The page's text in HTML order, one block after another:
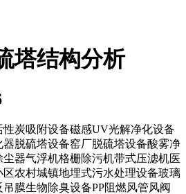
塔结构分析
炭吸附设备磁感UV光解净化设备
脱硫塔设备窑厂脱硫塔设备酸雾净
器气浮机格栅除污机带式压滤机医
农村城镇地埋式污水处理设备玻璃
膜生物除臭设备PP阻燃风管风阀